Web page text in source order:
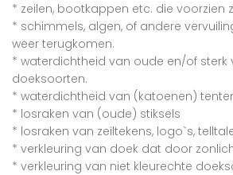
* zeilen, bootkappen etc. die voorzien
* schimmels, algen, of andere
weer terugkomen.
* waterdichtheid van oude en/of sterk
doeksoorten.
* waterdichtheid van (katoenen)
* losraken van (oude) stiksels
* losraken van zeiltekens, logo`s,
* verkleuring van doek dat door
* verkleuring van niet kleurechte